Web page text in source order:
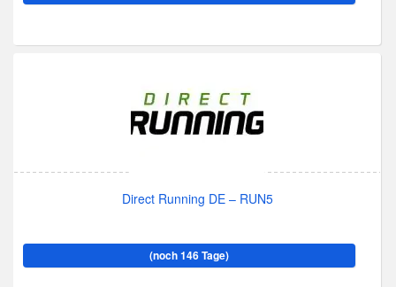
Direct Running DE – RUN5
(noch 146 Tage)